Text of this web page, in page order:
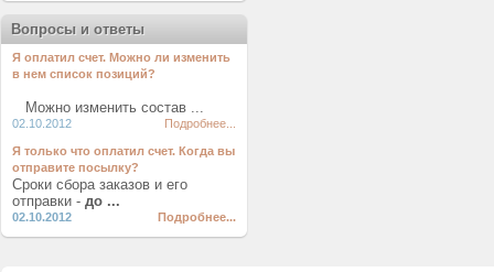
Вопросы и ответы
Я оплатил счет. Можно ли изменить
в нем список позиций?
Можно изменить состав ...
02.10.2012 Подробнее...
Я только что оплатил счет. Когда вы
отправите посылку?
Сроки сбора заказов и его
отправки - до ...
02.10.2012 Подробнее...